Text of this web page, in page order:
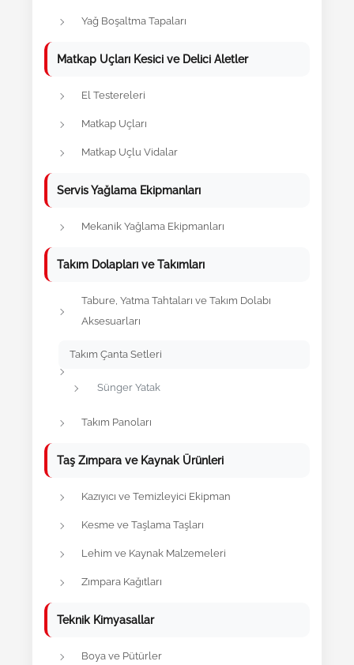
Yağ Boşaltma Tapaları
Matkap Uçları Kesici ve Delici Aletler
El Testereleri
Matkap Uçları
Matkap Uçlu Vidalar
Servis Yağlama Ekipmanları
Mekanik Yağlama Ekipmanları
Takım Dolapları ve Takımları
Tabure, Yatma Tahtaları ve Takım Dolabı
Aksesuarları
Takım Çanta Setleri
Sünger Yatak
Takım Panoları
Taş Zımpara ve Kaynak Ürünleri
Kazıyıcı ve Temizleyici Ekipman
Kesme ve Taşlama Taşları
Lehim ve Kaynak Malzemeleri
Zımpara Kağıtları
Teknik Kimyasallar
Boya ve Pütürler